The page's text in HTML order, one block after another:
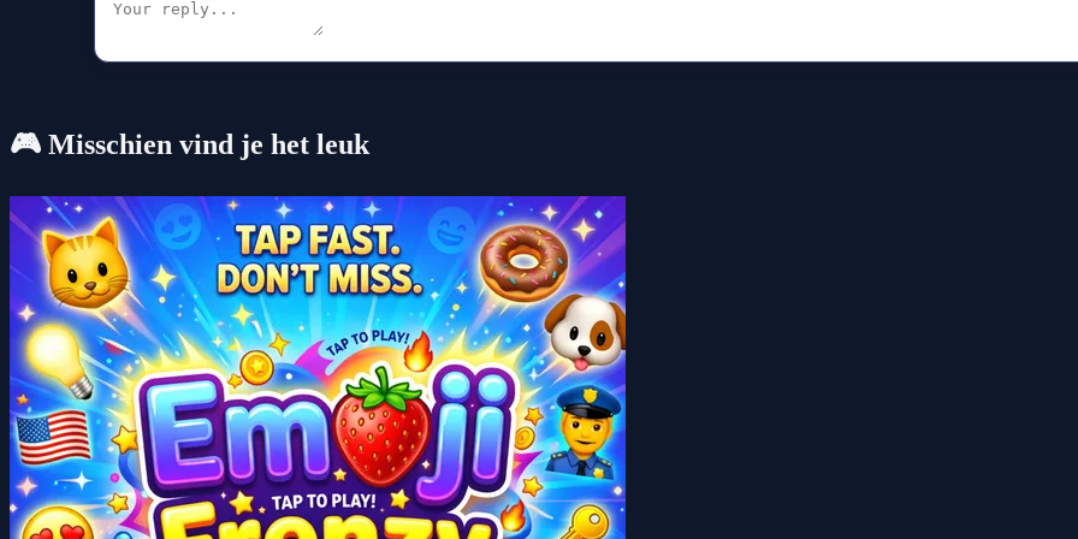
🎮 Misschien vind je het leuk